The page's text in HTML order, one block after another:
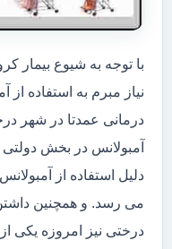
با توجه به شیوع بیمار
نیاز مبرم به استفاده از
درمانی عمدتا در شهر
آمبولانس در بخش
دلیل استفاده از
می رسد. و همچنین
درختی نیز امروزه یکی